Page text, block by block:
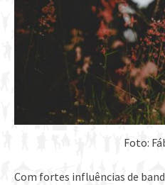
Foto:
Com fortes influências de